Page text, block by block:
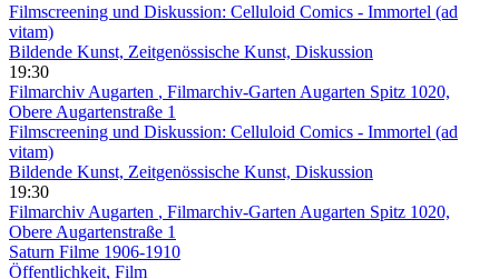
Filmscreening und Diskussion: Celluloid Comics - Immortel (ad
vitam)
Bildende Kunst, Zeitgenössische Kunst, Diskussion
19:30
Filmarchiv Augarten , Filmarchiv-Garten Augarten Spitz 1020,
Obere Augartenstraße 1
Filmscreening und Diskussion: Celluloid Comics - Immortel (ad
vitam)
Bildende Kunst, Zeitgenössische Kunst, Diskussion
19:30
Filmarchiv Augarten , Filmarchiv-Garten Augarten Spitz 1020,
Obere Augartenstraße 1
Saturn Filme 1906-1910
Öffentlichkeit, Film